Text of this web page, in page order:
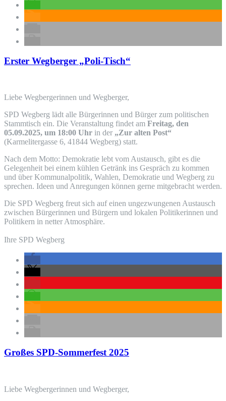
Erster Wegberger „Poli-Tisch“
Liebe Wegbergerinnen und Wegberger,
SPD Wegberg lädt alle Bürgerinnen und Bürger zum politischen
Stammtisch ein. Die Veranstaltung findet am Freitag, den
05.09.2025, um 18:00 Uhr in der „Zur alten Post“
(Karmelitergasse 6, 41844 Wegberg) statt.
Nach dem Motto: Demokratie lebt vom Austausch, gibt es die
Gelegenheit bei einem kühlen Getränk ins Gespräch zu kommen
und über Kommunalpolitik, Wahlen, Demokratie und Wegberg zu
sprechen. Ideen und Anregungen können gerne mitgebracht werden.
Die SPD Wegberg freut sich auf einen ungezwungenen Austausch
zwischen Bürgerinnen und Bürgern und lokalen Politikerinnen und
Politikern in netter Atmosphäre.
Ihre SPD Wegberg
Großes SPD-Sommerfest 2025
Liebe Wegbergerinnen und Wegberger,